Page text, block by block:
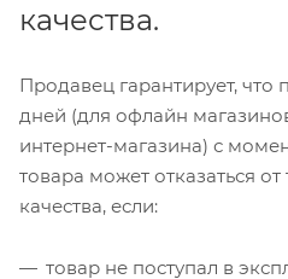
качества.
Продавец гарантирует, что
дней (для офлайн
интернет-магазина) с
товара может отказаться
качества, если:
товар не поступал в